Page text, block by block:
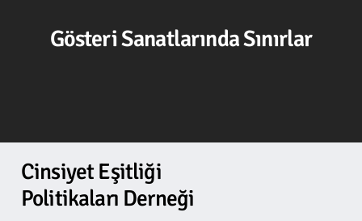
Gösteri Sanatlarında Sınırlar
Cinsiyet Eşitliği
Politikaları Derneği